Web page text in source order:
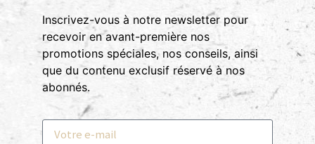
Inscrivez-vous à notre newsletter pour
recevoir en avant-première nos
promotions spéciales, nos conseils, ainsi
que du contenu exclusif réservé à nos
abonnés.